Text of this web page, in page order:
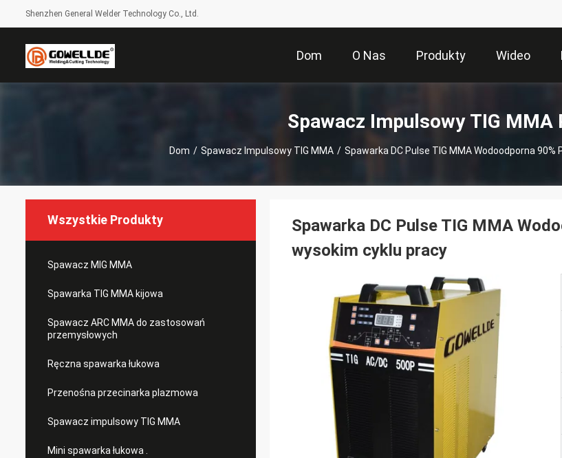
Shenzhen General Welder Technology Co., Ltd.
Dom O Nas Produkty Wideo
Spawacz Impulsowy TIG MMA
Dom / Spawacz Impulsowy TIG MMA / Spawarka DC Pulse TIG MMA Wodoodporna
Wszystkie Produkty
Spawacz MIG MMA
Spawarka TIG MMA kijowa
Spawacz ARC MMA do zastosowań
przemysłowych
Ręczna spawarka łukowa
Przenośna przecinarka plazmowa
Spawacz impulsowy TIG MMA
Mini spawarka łukowa .
Spawarka DC Pulse TIG MMA
wysokim cyklu pracy